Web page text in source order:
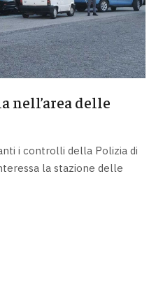
nell’area delle
i controlli della Polizia di
la stazione delle